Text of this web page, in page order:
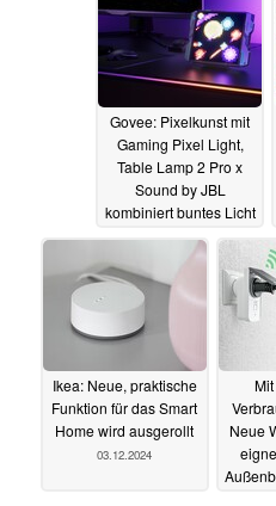
Govee: Pixelkunst mit
Gaming Pixel Light,
Table Lamp 2 Pro x
Sound by JBL
kombiniert buntes Licht
06.01.2025
Ikea: Neue, praktische
Funktion für das Smart
Home wird ausgerollt
03.12.2024
Neue